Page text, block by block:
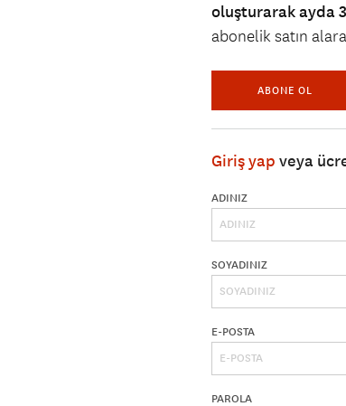
oluşturarak ayda
abonelik satın
ABONE OL
Giriş yap veya
ADINIZ
SOYADINIZ
E-POSTA
PAROLA